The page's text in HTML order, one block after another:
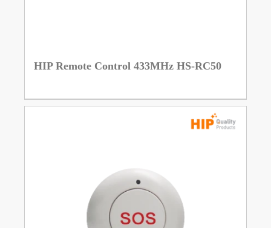
HIP Remote Control 433MHz HS-RC50